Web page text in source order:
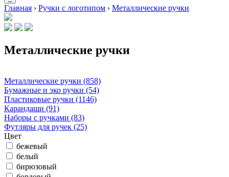
Вы здесь
Главная › Ручки с логотипом › Металлические ручки
Металлические ручки
Металлические ручки (858)
Бумажные и эко ручки (54)
Пластиковые ручки (1146)
Карандаши (91)
Наборы с ручками (83)
Футляры для ручек (25)
Цвет
бежевый
белый
бирюзовый